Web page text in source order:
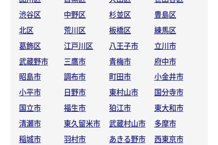
渋谷区
中野区 杉並区
豊島区
北区
荒川区 板橋区
練馬区
葛飾区
江戸川区 八王子市
立川市
武蔵野市
三鷹市 青梅市
府中市
昭島市
調布市 町田市
小金井市
小平市
日野市 東村山市
国分寺市
国立市
福生市 狛江市
東大和市
清瀬市
東久留米市 武蔵村山市
多摩市
稲城市
羽村市 あきる野市
西東京市